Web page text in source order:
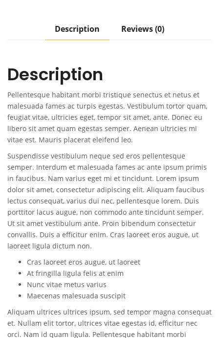
Description Reviews (0)
Description
Pellentesque habitant morbi tristique senectus et netus et
malesuada fames ac turpis egestas. Vestibulum tortor quam,
feugiat vitae, ultricies eget, tempor sit amet, ante. Donec eu
libero sit amet quam egestas semper. Aenean ultricies mi
vitae est. Mauris placerat eleifend leo.
Suspendisse vestibulum neque sed eros pellentesque
semper. Interdum et malesuada fames ac ante ipsum primis
in faucibus. Nam varius eget mi et tincidunt. Lorem ipsum
dolor sit amet, consectetur adipiscing elit. Aliquam faucibus
lectus consequat, varius dui nec, pellentesque lorem. Duis
porttitor lacus augue, non commodo ante tincidunt semper.
Ut sit amet vestibulum ante. Proin bibendum consectetur
convallis. Duis a efficitur enim. Cras laoreet eros augue, ut
laoreet ligula dictum non.
Cras laoreet eros augue, ut laoreet
At fringilla ligula felis at enim
Nunc vitae metus varius
Maecenas malesuada suscipit
Aliquam ultrices ultrices ipsum, sed tempor magna consequat
et. Nullam elit tortor, ultrices vitae egestas id, efficitur nec
orci. Nam id quam ligula. Pellentesque habitant morbi